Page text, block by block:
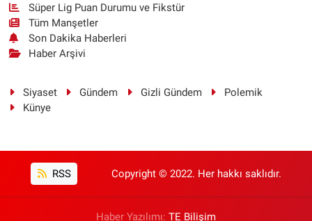
Süper Lig Puan Durumu ve Fikstür
Tüm Manşetler
Son Dakika Haberleri
Haber Arşivi
Siyaset Gündem Gizli Gündem
Polemik
Künye
RSS Copyright © 2022. Her hakkı saklıdır.
Haber Yazılımı: TE Bilişim